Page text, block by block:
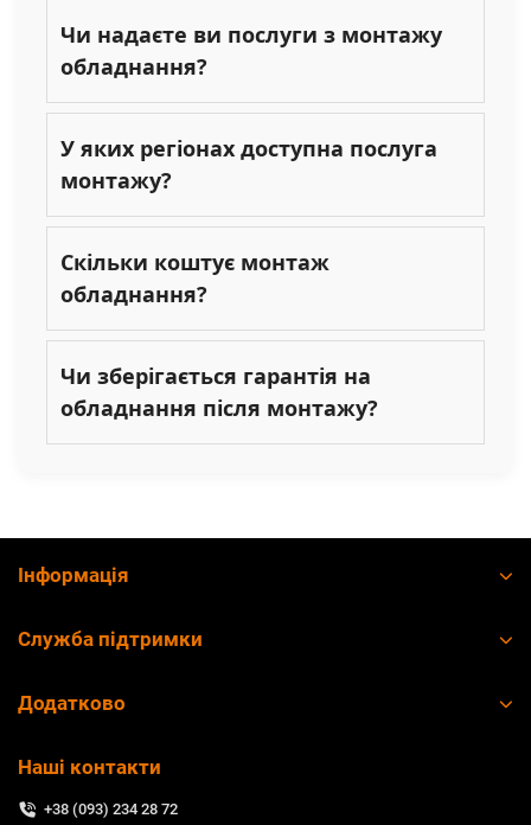
Чи надаєте ви послуги з монтажу
обладнання?
У яких регіонах доступна послуга
монтажу?
Скільки коштує монтаж
обладнання?
Чи зберігається гарантія на
обладнання після монтажу?
Інформація
Служба підтримки
Додатково
Наші контакти
+38 (093) 234 28 72